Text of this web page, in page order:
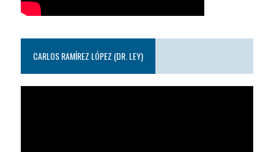
CARLOS RAMÍREZ LÓPEZ (DR. LEY)